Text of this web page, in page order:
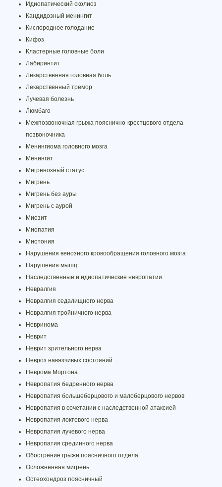
Идиопатический сколиоз
Кандидозный менингит
Кислородное голодание
Кифоз
Кластерные головные боли
Лабиринтит
Лекарственная головная боль
Лекарственный тремор
Лучевая болезнь
Люмбаго
Межпозвоночная грыжа пояснично-крестцового отдела
позвоночника
Менингиома головного мозга
Менингит
Мигренозный статус
Мигрень
Мигрень без ауры
Мигрень с аурой
Миозит
Миопатия
Миотония
Нарушения венозного кровообращения головного мозга
Нарушения мышц
Наследственные и идиопатические невропатии
Невралгия
Невралгия седалищного нерва
Невралгия тройничного нерва
Невринома
Неврит
Неврит зрительного нерва
Невроз навязчивых состояний
Неврома Мортона
Невропатия бедренного нерва
Невропатия большеберцового и малоберцового нервов
Невропатия в сочетании с наследственной атаксией
Невропатия локтевого нерва
Невропатия лучевого нерва
Невропатия срединного нерва
Обострение грыжи поясничного отдела
Осложненная мигрень
Остеохондроз поясничный